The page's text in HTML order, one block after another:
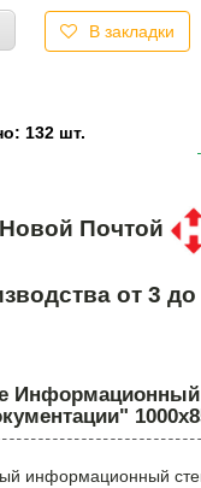
В закладки
132 шт.
Почтой
от 3
Информационный
информационный